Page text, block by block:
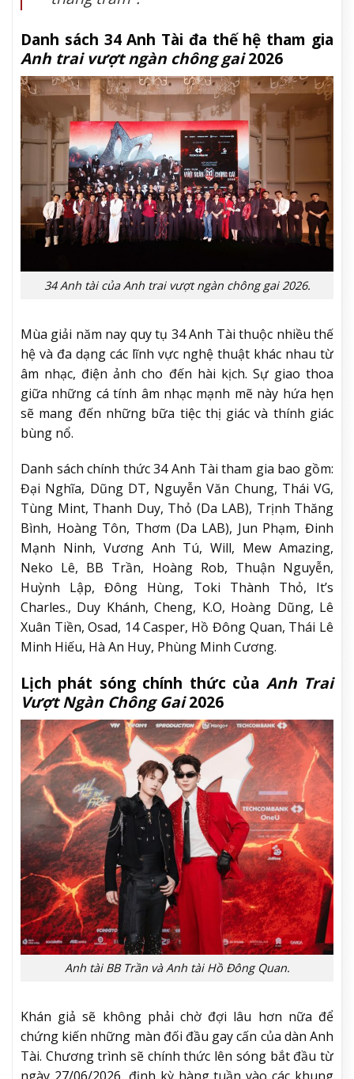
Danh sách 34 Anh Tài đa thế hệ tham gia
Anh trai vượt ngàn chông gai2026
34 Anh tài của Anh trai vượt ngàn chông gai 2026.
Mùa giải năm nay quy tụ 34 Anh Tài thuộc nhiều thế
hệ và đa dạng các lĩnh vực nghệ thuật khác nhau từ
âm nhạc, điện ảnh cho đến hài kịch. Sự giao thoa
giữa những cá tính âm nhạc mạnh mẽ này hứa hẹn
sẽ mang đến những bữa tiệc thị giác và thính giác
bùng nổ.
Danh sách chính thức 34 Anh Tài tham gia bao gồm:
Đại Nghĩa, Dũng DT, Nguyễn Văn Chung, Thái VG,
Tùng Mint, Thanh Duy, Thỏ (Da LAB), Trịnh Thăng
Bình, Hoàng Tôn, Thơm (Da LAB), Jun Phạm, Đinh
Mạnh Ninh, Vương Anh Tú, Will, Mew Amazing,
Neko Lê, BB Trần, Hoàng Rob, Thuận Nguyễn,
Huỳnh Lập, Đông Hùng, Toki Thành Thỏ, It’s
Charles., Duy Khánh, Cheng, K.O, Hoàng Dũng, Lê
Xuân Tiền, Osad, 14 Casper, Hồ Đông Quan, Thái Lê
Minh Hiếu, Hà An Huy, Phùng Minh Cương.
Lịch phát sóng chính thức của Anh Trai
Vượt Ngàn Chông Gai2026
Anh tài BB Trần và Anh tài Hồ Đông Quan.
Khán giả sẽ không phải chờ đợi lâu hơn nữa để
chứng kiến những màn đối đầu gay cấn của dàn Anh
Tài. Chương trình sẽ chính thức lên sóng bắt đầu từ